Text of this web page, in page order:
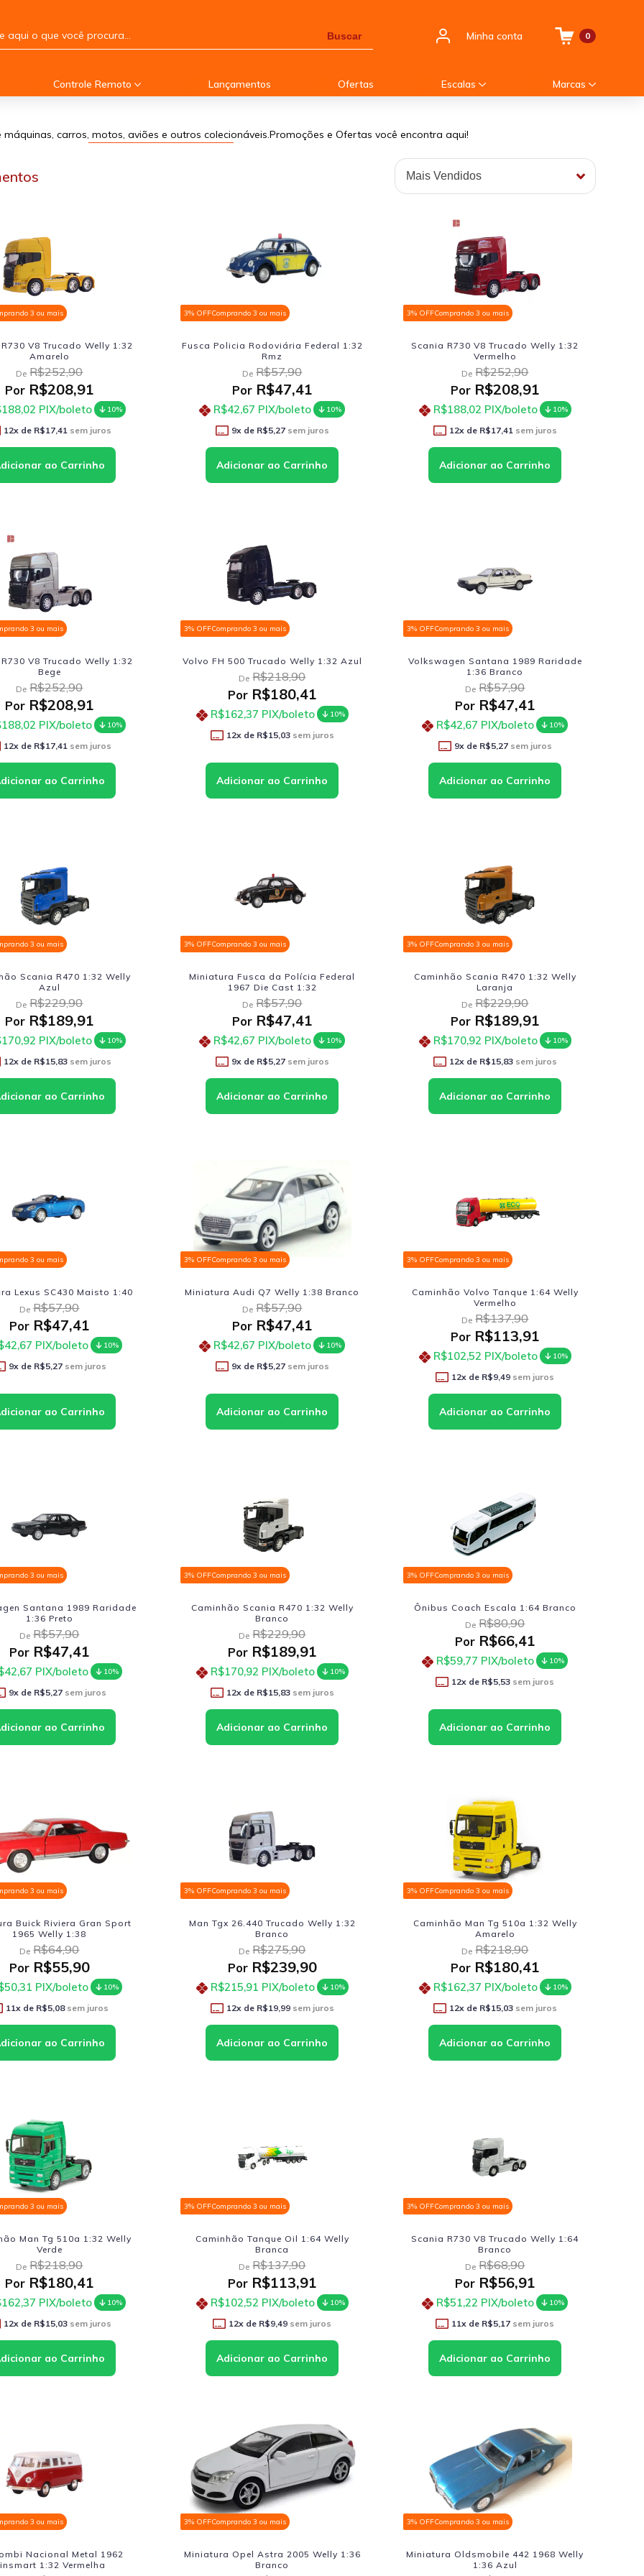
Buscar Minha conta 0
Controle Remoto Lançamentos Ofertas Escalas Marcas
carros, motos, aviões e outros colecionáveis.Promoções e Ofertas você encontra aqui!
3 ou mais
V8 Trucado Welly 1:32
Amarelo
De R$252,90
PorR$208,91
PIX/boleto 10%
12x de R$17,41sem juros
3% OFFComprando 3 ou mais
Fusca Policia Rodoviária Federal 1:32
Rmz
De R$57,90
PorR$47,41
R$42,67 PIX/boleto 10%
9x de R$5,27sem juros
3% OFFComprando 3 ou mais
Scania R730 V8 Trucado Welly 1:32
Vermelho
De R$252,90
PorR$208,91
R$188,02 PIX/boleto 10%
12x de R$17,41sem juros
3 ou mais
V8 Trucado Welly 1:32
Bege
De R$252,90
PorR$208,91
PIX/boleto 10%
12x de R$17,41sem juros
3% OFFComprando 3 ou mais
Volvo FH 500 Trucado Welly 1:32 Azul
De R$218,90
PorR$180,41
R$162,37 PIX/boleto 10%
12x de R$15,03sem juros
3% OFFComprando 3 ou mais
Volkswagen Santana 1989 Raridade
1:36 Branco
De R$57,90
PorR$47,41
R$42,67 PIX/boleto 10%
9x de R$5,27sem juros
3 ou mais
Scania R470 1:32 Welly
Azul
De R$229,90
PorR$189,91
PIX/boleto 10%
12x de R$15,83sem juros
3% OFFComprando 3 ou mais
Miniatura Fusca da Polícia Federal
1967 Die Cast 1:32
De R$57,90
PorR$47,41
R$42,67 PIX/boleto 10%
9x de R$5,27sem juros
3% OFFComprando 3 ou mais
Caminhão Scania R470 1:32 Welly
Laranja
De R$229,90
PorR$189,91
R$170,92 PIX/boleto 10%
12x de R$15,83sem juros
3 ou mais
Lexus SC430 Maisto 1:40
De R$57,90
PorR$47,41
PIX/boleto 10%
9x de R$5,27sem juros
3% OFFComprando 3 ou mais
Miniatura Audi Q7 Welly 1:38 Branco
De R$57,90
PorR$47,41
R$42,67 PIX/boleto 10%
9x de R$5,27sem juros
3% OFFComprando 3 ou mais
Caminhão Volvo Tanque 1:64 Welly
Vermelho
De R$137,90
PorR$113,91
R$102,52 PIX/boleto 10%
12x de R$9,49 sem juros
3 ou mais
Santana 1989 Raridade
1:36 Preto
De R$57,90
PorR$47,41
PIX/boleto 10%
9x de R$5,27sem juros
3% OFFComprando 3 ou mais
Caminhão Scania R470 1:32 Welly
Branco
De R$229,90
PorR$189,91
R$170,92 PIX/boleto 10%
12x de R$15,83sem juros
3% OFFComprando 3 ou mais
Ônibus Coach Escala 1:64 Branco
De R$80,90
PorR$66,41
R$59,77 PIX/boleto 10%
12x de R$5,53 sem juros
3 ou mais
Buick Riviera Gran Sport
1965 Welly 1:38
De R$64,90
PorR$55,90
PIX/boleto 10%
11x de R$5,08sem juros
3% OFFComprando 3 ou mais
Man Tgx 26.440 Trucado Welly 1:32
Branco
De R$275,90
PorR$239,90
R$215,91 PIX/boleto 10%
12x de R$19,99sem juros
3% OFFComprando 3 ou mais
Caminhão Man Tg 510a 1:32 Welly
Amarelo
De R$218,90
PorR$180,41
R$162,37 PIX/boleto 10%
12x de R$15,03sem juros
3 ou mais
Man Tg 510a 1:32 Welly
Verde
De R$218,90
PorR$180,41
PIX/boleto 10%
12x de R$15,03sem juros
3% OFFComprando 3 ou mais
Caminhão Tanque Oil 1:64 Welly
Branca
De R$137,90
PorR$113,91
R$102,52 PIX/boleto 10%
12x de R$9,49 sem juros
3% OFFComprando 3 ou mais
Scania R730 V8 Trucado Welly 1:64
Branco
De R$68,90
PorR$56,91
R$51,22 PIX/boleto 10%
11x de R$5,17 sem juros
3 ou mais
Nacional Metal 1962
1:32 Vermelha
3% OFFComprando 3 ou mais
Miniatura Opel Astra 2005 Welly 1:36
Branco
3% OFFComprando 3 ou mais
Miniatura Oldsmobile 442 1968 Welly
1:36 Azul